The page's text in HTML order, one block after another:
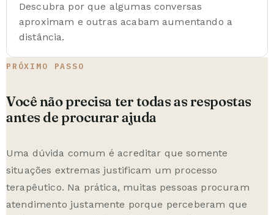
Descubra por que algumas conversas
aproximam e outras acabam aumentando a
distância.
PRÓXIMO PASSO
Você não precisa ter todas as respostas
antes de procurar ajuda
Uma dúvida comum é acreditar que somente
situações extremas justificam um processo
terapêutico. Na prática, muitas pessoas procuram
atendimento justamente porque perceberam que